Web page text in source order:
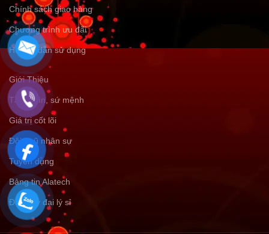
Chính sách giao hàng
Chương trình ưu đãi
Hướng dẫn sử dụng
Giới Thiệu
Tầm nhìn, sứ mệnh
Giá trị cốt lõi
Đội ngũ nhân sự
Tuyển dụng
Bảng tin Alatech
Đăng ký đại lý sỉ